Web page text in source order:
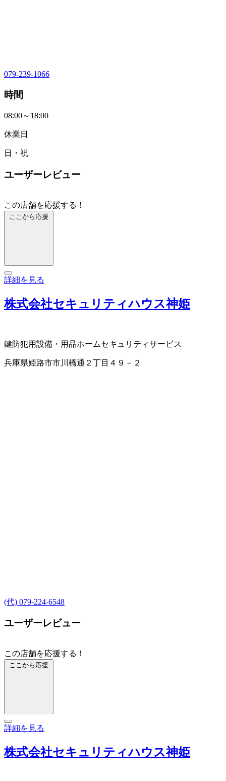
079-239-1066
時間
08:00～18:00
休業日
日・祝
ユーザーレビュー
この店舗を応援する！
ここから応援
詳細を見る
株式会社セキュリティハウス神姫
鍵防犯用設備・用品ホームセキュリティサービス
兵庫県姫路市市川橋通２丁目４９－２
(代) 079-224-6548
ユーザーレビュー
この店舗を応援する！
ここから応援
詳細を見る
株式会社セキュリティハウス神姫